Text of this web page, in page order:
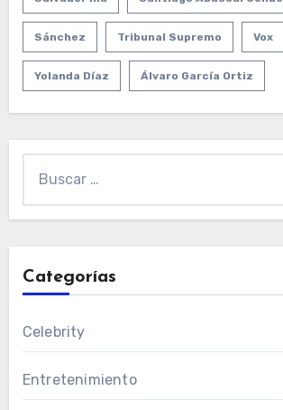
Sánchez Tribunal Supremo Vox
Yolanda Díaz Álvaro García Ortiz
Categorías
Celebrity
Entretenimiento